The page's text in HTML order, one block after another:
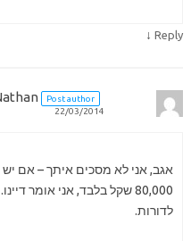
Reply
↓
Post author
22/03/2014
80,000 שקל בלבד, אני אומר
לדורות.